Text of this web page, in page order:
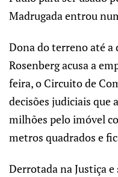
Madrugada entrou
Dona do terreno até a
Rosenberg acusa a
feira, o Circuito de
decisões judiciais que
milhões pelo imóvel
metros quadrados e
Derrotada na Justiça e